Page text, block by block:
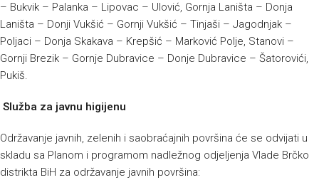
– Bukvik – Palanka – Lipovac – Ulović, Gornja Laništa – Donja
Laništa – Donji Vukšić – Gornji Vukšić – Tinjaši – Jagodnjak –
Poljaci – Donja Skakava – Krepšić – Marković Polje, Stanovi –
Gornji Brezik – Gornje Dubravice – Donje Dubravice – Šatorovići,
Pukiš.
Služba za javnu higijenu
Održavanje javnih, zelenih i saobraćajnih površina će se odvijati u
skladu sa Planom i programom nadležnog odjeljenja Vlade Brčko
distrikta BiH za održavanje javnih površina: